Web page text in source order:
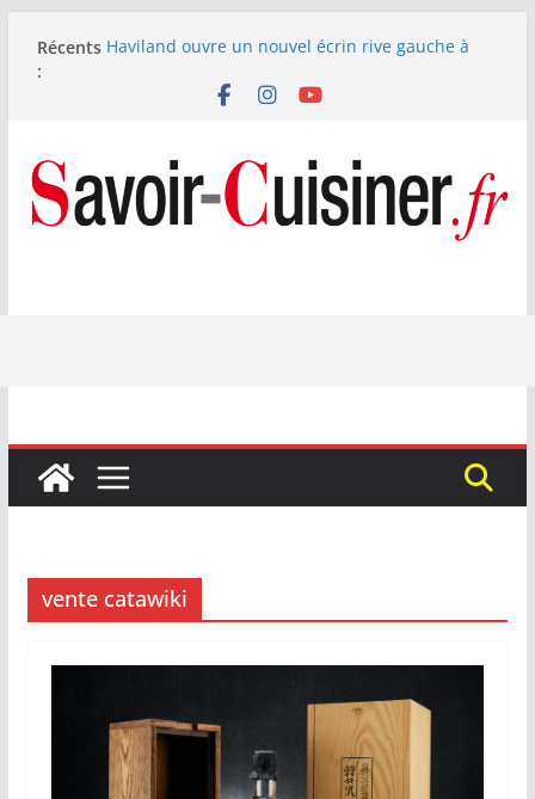
Récents
:
Haviland ouvre un nouvel écrin rive gauche à
Nous avons testé le four à pizza électrique
Little Ice 700 W
Fête des Pères : le digestif se fait gourmand avec
Laphroaig et Arnaud Larher
Catawiki met aux enchères un whisky japonais
vente catawiki